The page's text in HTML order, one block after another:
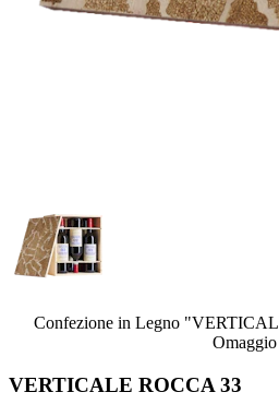
Confezione in Legno
Omaggio
VERTICALE ROCCA 33